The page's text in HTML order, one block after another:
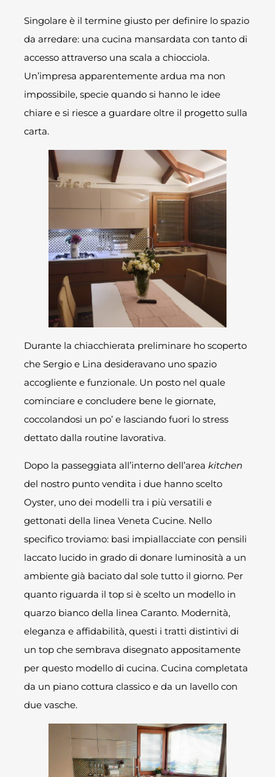
Singolare è il termine giusto per definire lo spazio
da arredare: una cucina mansardata con tanto di
accesso attraverso una scala a chiocciola.
Un’impresa apparentemente ardua ma non
impossibile, specie quando si hanno le idee
chiare e si riesce a guardare oltre il progetto sulla
carta.
Durante la chiacchierata preliminare ho scoperto
che Sergio e Lina desideravano uno spazio
accogliente e funzionale. Un posto nel quale
cominciare e concludere bene le giornate,
coccolandosi un po’ e lasciando fuori lo stress
dettato dalla routine lavorativa.
Dopo la passeggiata all’interno dell’area kitchen
del nostro punto vendita i due hanno scelto
Oyster, uno dei modelli tra i più versatili e
gettonati della linea Veneta Cucine. Nello
specifico troviamo: basi impiallacciate con pensili
laccato lucido in grado di donare luminosità a un
ambiente già baciato dal sole tutto il giorno. Per
quanto riguarda il top si è scelto un modello in
quarzo bianco della linea Caranto. Modernità,
eleganza e affidabilità, questi i tratti distintivi di
un top che sembrava disegnato appositamente
per questo modello di cucina. Cucina completata
da un piano cottura classico e da un lavello con
due vasche.